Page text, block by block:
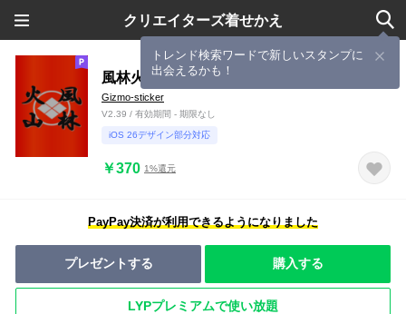
クリエイターズ着せかえ
トレンド検索ワードで新しいスタンプに
出会えるかも！
風林火山
Gizmo-sticker
V2.39 / 有効期間 - 期限なし
iOS 26デザイン部分対応
￥370 1%還元
PayPay決済が利用できるようになりました
プレゼントする 購入する
LYPプレミアムで使い放題